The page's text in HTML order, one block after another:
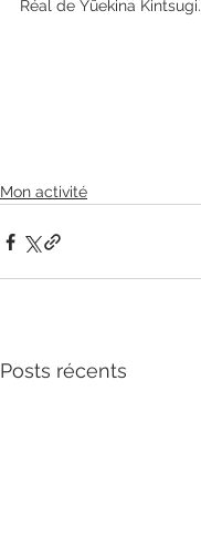
Réal de Yūekina Kintsugi.
Mon activité
Posts récents